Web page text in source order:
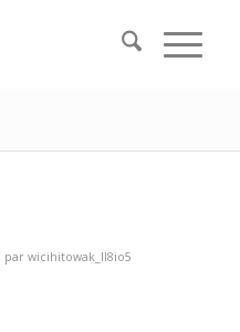
par wicihitowak_ll8io5